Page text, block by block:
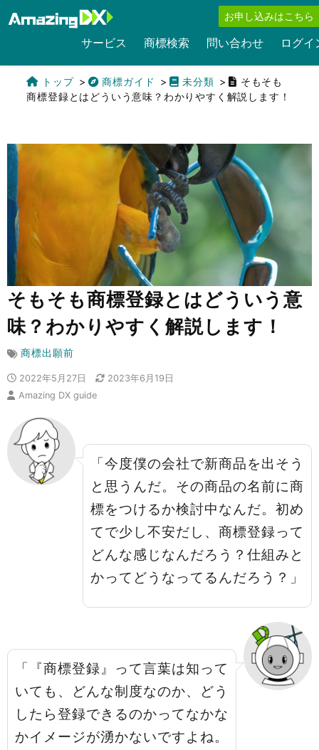
お申し込みはこちら
サービス 商標検索 問い合わせ ログイ
トップ 商標ガイド 未分類
そもそも
商標登録とはどういう意味？わかりやすく解説します！
そもそも商標登録とはどういう意
味？わかりやすく解説します！
商標出願前
2022年5月27日
2023年6月19日
Amazing DX guide
「今度僕の会社で新商品を出そう
と思うんだ。その商品の名前に商
標をつけるか検討中なんだ。初め
てで少し不安だし、商標登録って
どんな感じなんだろう？仕組みと
かってどうなってるんだろう？」
「『商標登録』って言葉は知って
いても、どんな制度なのか、どう
したら登録できるのかってなかな
かイメージが湧かないですよね。